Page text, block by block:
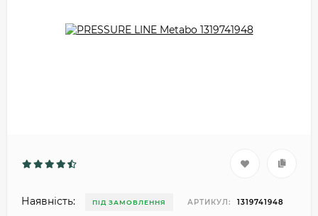
Наявність: ПІД ЗАМОВЛЕННЯ АРТИКУЛ: 1319741948